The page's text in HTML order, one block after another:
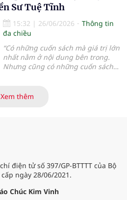
trước cơ hội lớn để khẳng định vai
trò trong hệ thống Y tế quốc gia...
Sư Tuệ Tĩnh
15:32 | 26/06/2026
Thông tin
đa chiều
“Có những cuốn sách mà giá trị lớn
nhất nằm ở nội dung bên trong.
Nhưng cũng có những cuốn sách
vóc của tác giả và triết lý mà cả
Xem thêm
điện tử số 397/GP-BTTTT của Bộ
ngày 28/06/2021.
Chúc Kim Vinh